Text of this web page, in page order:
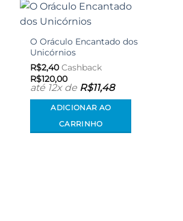
aos meus
O Oráculo Encantado dos
Unicórnios
R$2,40Cashback
R$120,00
até 12x de R$11,48
ADICIONAR AO
CARRINHO